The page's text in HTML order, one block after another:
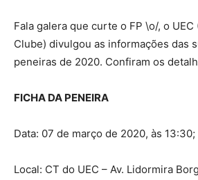
Fala galera que curte o FP \o/, o
Clube) divulgou as informações das
peneiras de 2020. Confiram os
FICHA DA PENEIRA
Data: 07 de março de 2020, às 13:30;
Local: CT do UEC – Av. Lidormira